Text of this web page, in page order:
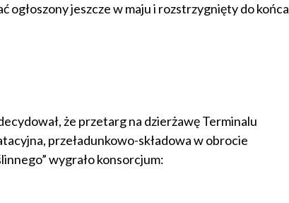
ogłoszony jeszcze w maju i rozstrzygnięty do końca
że przetarg na dzierżawę Terminalu
przeładunkowo-składowa w obrocie
wygrało konsorcjum: